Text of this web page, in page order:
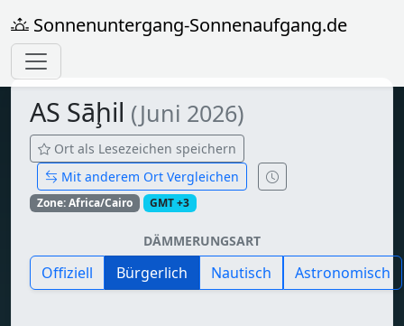
Sonnenuntergang-Sonnenaufgang.de
AS Sāḩil (Juni 2026)
Ort als Lesezeichen speichern
Mit anderem Ort Vergleichen
Zone: Africa/Cairo GMT +3
DÄMMERUNGSART
Offiziell Bürgerlich Nautisch Astronomisch